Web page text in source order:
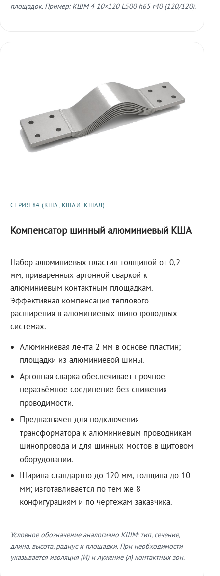
площадок. Пример: КШМ 4 10×120 L500 h65 r40 (120/120).
СЕРИЯ 84 (КША, КШАИ, КШАЛ)
Компенсатор шинный алюминиевый КША
Набор алюминиевых пластин толщиной от 0,2
мм, приваренных аргонной сваркой к
алюминиевым контактным площадкам.
Эффективная компенсация теплового
расширения в алюминиевых шинопроводных
системах.
Алюминиевая лента 2 мм в основе пластин;
площадки из алюминиевой шины.
Аргонная сварка обеспечивает прочное
неразъёмное соединение без снижения
проводимости.
Предназначен для подключения
трансформатора к алюминиевым проводникам
шинопровода и для шинных мостов в щитовом
оборудовании.
Ширина стандартно до 120 мм, толщина до 10
мм; изготавливается по тем же 8
конфигурациям и по чертежам заказчика.
Условное обозначение аналогично КШМ: тип, сечение,
длина, высота, радиус и площадки. При необходимости
указывается изоляция (И) и лужение (л) контактных зон.